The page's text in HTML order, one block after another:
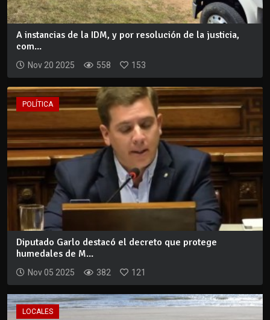
A instancias de la IDM, y por resolución de la justicia,
com...
Nov 20 2025 558 153
POLÍTICA
Diputado Garlo destacó el decreto que protege
humedales de M...
Nov 05 2025 382 121
LOCALES